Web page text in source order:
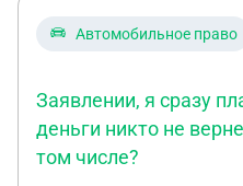
Автомобильное право
Заявлении, я сразу
деньги никто не
том числе?